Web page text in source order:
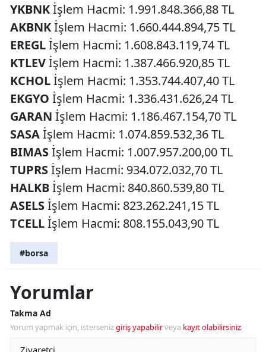
YKBNKİşlem Hacmi: 1.991.848.366,88 TL
AKBNKİşlem Hacmi: 1.660.444.894,75 TL
EREGLİşlem Hacmi: 1.608.843.119,74 TL
KTLEVİşlem Hacmi: 1.387.466.920,85 TL
KCHOLİşlem Hacmi: 1.353.744.407,40 TL
EKGYO İşlem Hacmi: 1.336.431.626,24 TL
GARAN İşlem Hacmi: 1.186.467.154,70 TL
SASAİşlem Hacmi: 1.074.859.532,36 TL
BIMASİşlem Hacmi: 1.007.957.200,00 TL
TUPRSİşlem Hacmi: 934.072.032,70 TL
HALKBİşlem Hacmi: 840.860.539,80 TL
ASELSİşlem Hacmi: 823.262.241,15 TL
TCELLİşlem Hacmi: 808.155.043,90 TL
#borsa
Yorumlar
Takma Ad
Yorum yapmak için, istersenizgiriş yapabilirveya kayıt olabilirsiniz.